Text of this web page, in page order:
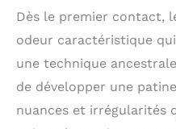
Dès le premier contact,
odeur caractéristique
une technique
de développer une
nuances et irrégularités